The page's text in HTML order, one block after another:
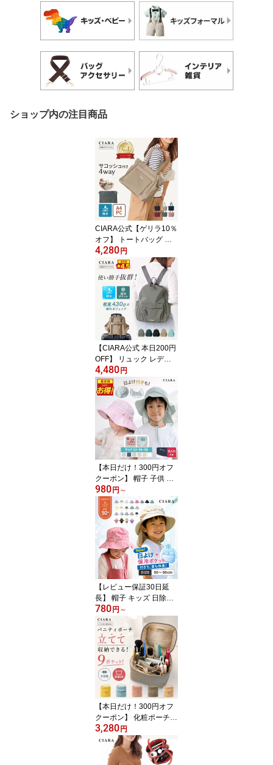
ショップ内の注目商品
CIARA公式【ゲリラ10％
オフ】 トートバッグ 通
勤バッグ レディース ナ
イロン ファスナー付き a
4 ショルダーバッグ 通勤
ブランド 大学生 きれい
め 大きめ 軽量 大容量 お
しゃれ 軽い ポケット 斜
めがけ 2way サコッシュ
ショルダー 防花粉 上品
撥水加工 旅行バッグ 夏
4,280円
【CIARA公式 本日200円
OFF】 リュック レディ
ース 軽量 撥水 通勤 きれ
いめ おしゃれ 小さめ CI
ARA公式 ミニリュック
ナイロン 大人 旅行 かわ
いい 大容量 軽い ナイロ
ン マザーズバッグ 通学
キャリーオンバッグ コン
パクト ブランド 旅行バ
ッグ プレゼント ギフト
夏
4,480円
【本日だけ！300円オフ
クーポン】 帽子 子供 キ
ッズ 日よけ ハット 日除
け付きき 水遊び 女の子
男の子 ゴム付き ゴムひ
も UVカット 首付き ブラ
ンド セール 紐付き子供
UVカット 保育園 キャッ
プ メッシュ カット 小学
生 あご ストラップ 54 56
ベビー 夏
980円 ～
【レビュー保証30日延
長】 帽子 キッズ 日除け
付き 保冷剤入れ 女の子
男の子 ベビー 紐付き ゴ
ム付き キャップ ゴムひ
も UVカット 保育園 日よ
け メッシュ UV カット
小学生 あご ストラップ
涼しい 水陸両用 プール
日除け 子供 紫 川 サイズ
調整 54センチ 福袋lpc 夏
780円 ～
【本日だけ！300円オフ
クーポン】 化粧ポーチ
大容量 おしゃれ 持ち運
び バニティポーチ ブラ
シ入れ 小物入れ メイク
ポーチ 大きめ コスメボ
3,280円